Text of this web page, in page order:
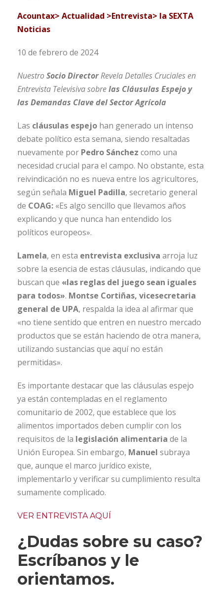
Acountax> Actualidad >Entrevista> la SEXTA
Noticias
10 de febrero de 2024
NuestroSocio DirectorRevela Detalles Cruciales en
Entrevista Televisiva sobrelas Cláusulas Espejo y
las Demandas Clave del Sector Agrícola
Las cláusulas espejo han generado un intenso
debate político esta semana, siendo resaltadas
nuevamente por Pedro Sánchez como una
necesidad crucial para el campo. No obstante, esta
reivindicación no es nueva entre los agricultores,
según señala Miguel Padilla, secretario general
de COAG: «Es algo sencillo que llevamos años
explicando y que nunca han entendido los
políticos europeos».
Lamela, en esta entrevista exclusiva arroja luz
sobre la esencia de estas cláusulas, indicando que
buscan que «las reglas del juego sean iguales
para todos». Montse Cortiñas, vicesecretaria
general de UPA, respalda la idea al afirmar que
«no tiene sentido que entren en nuestro mercado
productos que se están haciendo de otra manera,
utilizando sustancias que aquí no están
permitidas».
Es importante destacar que las cláusulas espejo
ya están contempladas en el reglamento
comunitario de 2002, que establece que los
alimentos importados deben cumplir con los
requisitos de la legislación alimentaria de la
Unión Europea. Sin embargo, Manuel subraya
que, aunque el marco jurídico existe,
implementarlo y verificar su cumplimiento resulta
sumamente complicado.
VER ENTREVISTA AQUÍ
¿Dudas sobre su caso?
Escríbanos y le
orientamos.